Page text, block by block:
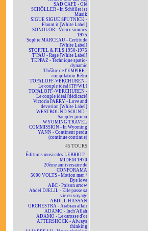
SAD CAFÉ - Olé
SCHÖLLER - In Schöller ist
Musik
SIGUE SIGUE SPUTNICK -
Flaunt it [White Label]
SONOLOR - Vœux sonores
1975
Sophie MARCEAU - Certitude
[White Label]
STOFFEL & FILS 1950-1975
T'PAU - Rage [White Label]
TEPPAZ - Technique spatio-
dynamic
Théâtre de l'EMPIRE -
compilation Rétro
TOPALOFF-VERCHUREN -
Le couple idéal [TP/WL]
TOPALOFF~VERCHUREN -
Le couple idéal [dédicacé]
Victoria PARRY - Love and
devotion [White Label]
WESTBOUND SOUND -
Sampler promo
WYOMING TRAVEL
COMMISSION - In Wyoming
YANN - Continent perdu
(continue continue)
45 TOURS
Éditions musicales LEBRIOT -
MIDEM 1970
20ème anniversaire de
CONFORAMA
5000 VOLTS - Motion man /
Bye love
ABC - Poison arrow
Abdel DJELIL - Elle passe sa
vie en voyage
ABDUL HASSAN
ORCHESTRA - Arabian affair
ADAMO - Inch'Allah
ADAMO - Le carosse d'or
AFTERSHOCK - Always
thinking